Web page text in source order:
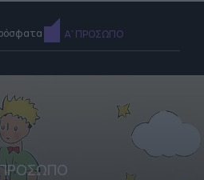
Α' ΠΡΟΣΩΠΟ